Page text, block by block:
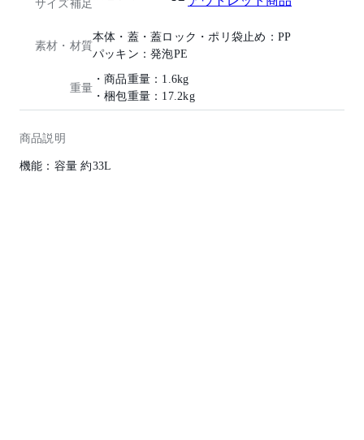
サイズ補足
素材・材質
本体・蓋・蓋ロック・ポリ袋止め：PP
パッキン：発泡PE
重量
・商品重量：1.6kg
・梱包重量：17.2kg
商品説明
機能：容量 約33L